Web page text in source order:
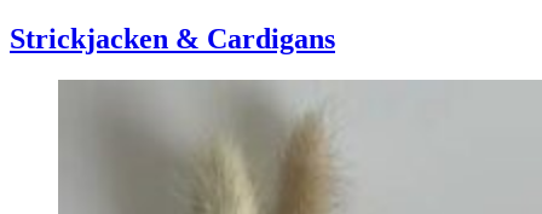
Strickjacken & Cardigans